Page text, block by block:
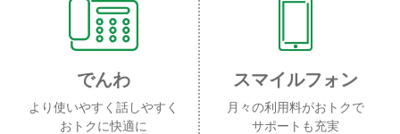
でんわ
より使いやすく話しやすく
おトクに快適に
スマイルフォン
月々の利用料がおトクで
サポートも充実